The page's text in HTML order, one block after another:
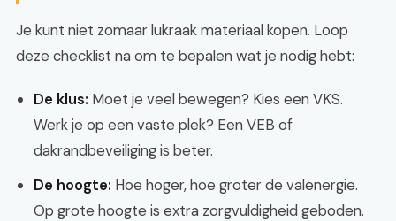
Je kunt niet zomaar lukraak materiaal kopen. Loop
deze checklist na om te bepalen wat je nodig hebt:
De klus: Moet je veel bewegen? Kies een VKS.
Werk je op een vaste plek? Een VEB of
dakrandbeveiliging is beter.
De hoogte: Hoe hoger, hoe groter de valenergie.
Op grote hoogte is extra zorgvuldigheid geboden.